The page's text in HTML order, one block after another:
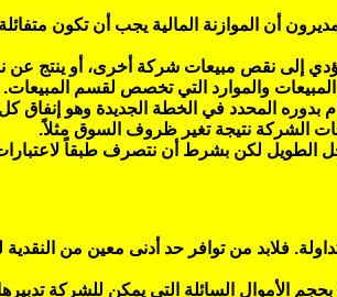
أن الموازنة المالية يجب أن تكون
يؤدي إلى نقص مبيعات شركة أخرى، أو ينتج
والموارد التي تخصص لقسم المبيعات.
المحدد في الخطة الجديدة وهو إنفاق
الشركة نتيجة تغير ظروف السوق مثلاً.
الطويل لكن بشرط أن نتصرف طبقاً
فلابد من توافر حد أدنى معين من النقدية
الأموال السائلة التي يمكن للشركة